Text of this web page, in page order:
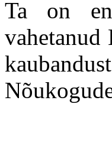
Ta on